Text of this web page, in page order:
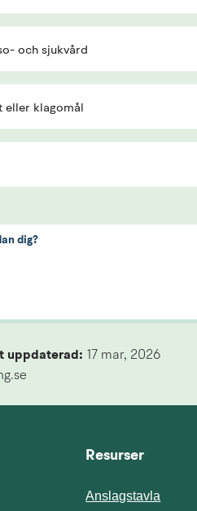
och sjukvård
eller klagomål
dig?
uppdaterad:
17 mar, 2026
Resurser
Anslagstavla